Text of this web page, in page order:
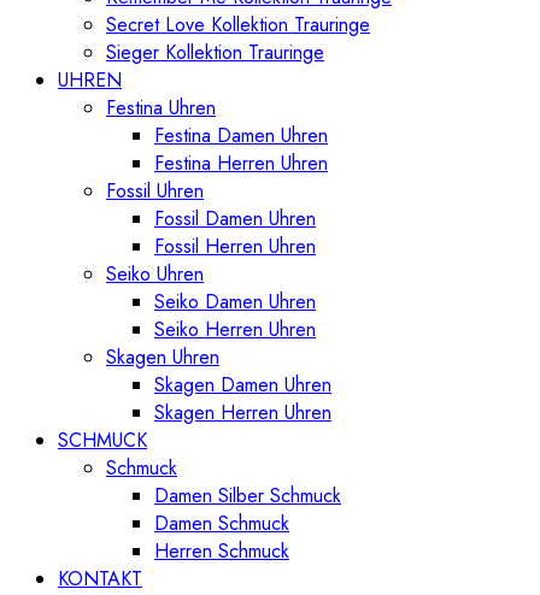
Secret Love Kollektion Trauringe
Sieger Kollektion Trauringe
UHREN
Festina Uhren
Festina Damen Uhren
Festina Herren Uhren
Fossil Uhren
Fossil Damen Uhren
Fossil Herren Uhren
Seiko Uhren
Seiko Damen Uhren
Seiko Herren Uhren
Skagen Uhren
Skagen Damen Uhren
Skagen Herren Uhren
SCHMUCK
Schmuck
Damen Silber Schmuck
Damen Schmuck
Herren Schmuck
KONTAKT